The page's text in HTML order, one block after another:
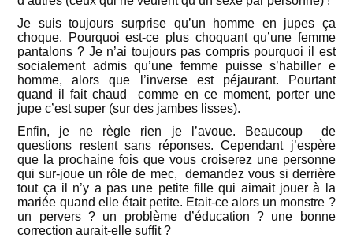
Je suis toujours surprise qu’un homme en jupes ça
choque. Pourquoi est-ce plus choquant qu’une femme
pantalons ? Je n’ai toujours pas compris pourquoi il est
socialement admis qu’une femme puisse s’habiller e
homme, alors que l’inverse est péjaurant. Pourtant
quand il fait chaud comme en ce moment, porter une
jupe c’est super (sur des jambes lisses).
Enfin, je ne règle rien je l’avoue. Beaucoup de
questions restent sans réponses. Cependant j’espère
que la prochaine fois que vous croiserez une personne
qui sur-joue un rôle de mec, demandez vous si derrière
tout ça il n’y a pas une petite fille qui aimait jouer à la
mariée quand elle était petite. Etait-ce alors un monstre ?
un pervers ? un problème d’éducation ? une bonne
correction aurait-elle suffit ?